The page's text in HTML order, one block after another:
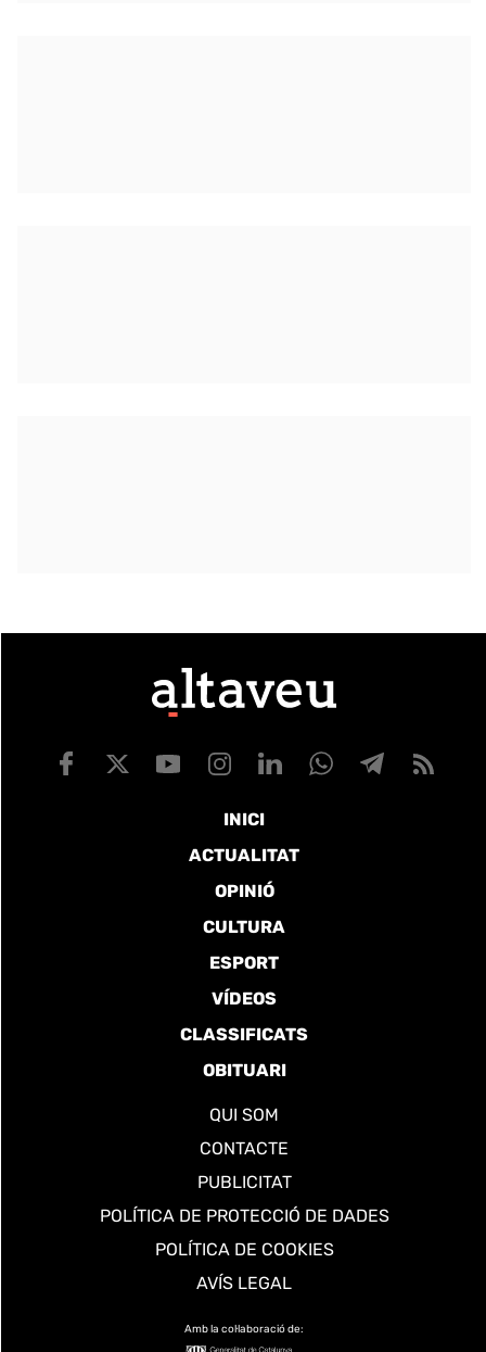
INICI
ACTUALITAT
OPINIÓ
CULTURA
ESPORT
VÍDEOS
CLASSIFICATS
OBITUARI
QUI SOM
CONTACTE
PUBLICITAT
POLÍTICA DE PROTECCIÓ DE DADES
POLÍTICA DE COOKIES
AVÍS LEGAL
Amb la col·laboració de: